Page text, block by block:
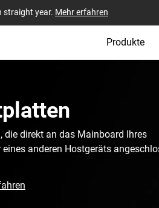
straight year. Mehr erfahren
Produkte
die direkt an das Mainboard Ihres
anderen Hostgeräts